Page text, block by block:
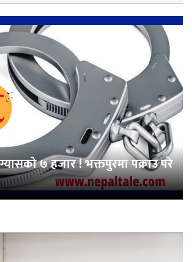
७ हजार ! भक्तपुरमा पक्राउ परे